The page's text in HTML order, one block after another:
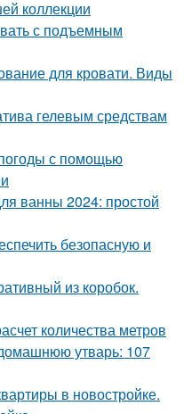
коллекции
с подъемным
для кровати. Виды
гелевым средствам
с помощью
ванны 2024: простой
безопасную и
из коробок.
количества метров
утварь: 107
в новостройке.